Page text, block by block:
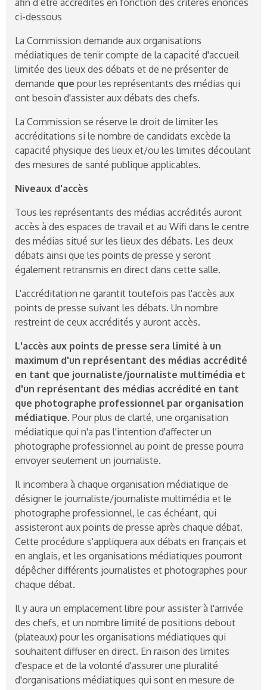
afin d’être accrédités en fonction des critères énoncés
ci-dessous
La Commission demande aux organisations
médiatiques de tenir compte de la capacité d'accueil
limitée des lieux des débats et de ne présenter de
demande que pour les représentants des médias qui
ont besoin d'assister aux débats des chefs.
La Commission se réserve le droit de limiter les
accréditations si le nombre de candidats excède la
capacité physique des lieux et/ou les limites découlant
des mesures de santé publique applicables.
Niveaux d'accès
Tous les représentants des médias accrédités auront
accès à des espaces de travail et au Wifi dans le centre
des médias situé sur les lieux des débats. Les deux
débats ainsi que les points de presse y seront
également retransmis en direct dans cette salle.
L'accréditation ne garantit toutefois pas l'accès aux
points de presse suivant les débats. Un nombre
restreint de ceux accrédités y auront accès.
L'accès aux points de presse sera limité à un
maximum d'un représentant des médias accrédité
en tant que journaliste/journaliste multimédia et
d'un représentant des médias accrédité en tant
que photographe professionnel par organisation
médiatique. Pour plus de clarté, une organisation
médiatique qui n'a pas l'intention d'affecter un
photographe professionnel au point de presse pourra
envoyer seulement un journaliste.
Il incombera à chaque organisation médiatique de
désigner le journaliste/journaliste multimédia et le
photographe professionnel, le cas échéant, qui
assisteront aux points de presse après chaque débat.
Cette procédure s'appliquera aux débats en français et
en anglais, et les organisations médiatiques pourront
dépêcher différents journalistes et photographes pour
chaque débat.
Il y aura un emplacement libre pour assister à l'arrivée
des chefs, et un nombre limité de positions debout
(plateaux) pour les organisations médiatiques qui
souhaitent diffuser en direct. En raison des limites
d'espace et de la volonté d'assurer une pluralité
d'organisations médiatiques qui sont en mesure de